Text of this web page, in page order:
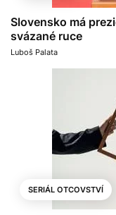
Slovensko má
svázané ruce
Luboš Palata
SERIÁL OTCOVSTVÍ